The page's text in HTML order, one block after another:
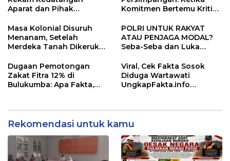
Legislator
Aparat dan Pihak
Klarifikasi, Transparansi
Prosedur Dipertanyakan
Komitmen Bertemu Kritik
Masa Kolonial Disuruh
Menanam, Setelah
Merdeka Tanah Dikeruk?
Vale, dan Jeritan Warga
Lingkar Tambang
POLRI UNTUK RAKYAT
ATAU PENJAGA MODAL?
Seba-Seba dan Luka
Morowali–Luwu Timur
Dugaan Pemotongan
Zakat Fitra 12% di
Bulukumba: Apa Fakta,
BAZNAS dan Kades
Didesak Klarifikasi
Viral, Cek Fakta Sosok
Diduga Wartawati
UngkapFakta.info
Perwira Polisi Jadi
Sorotan — Publik Tunggu
Rekomendasi untuk kamu